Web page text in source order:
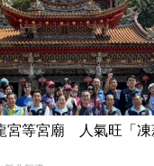
宮等宮廟 人氣旺「凍